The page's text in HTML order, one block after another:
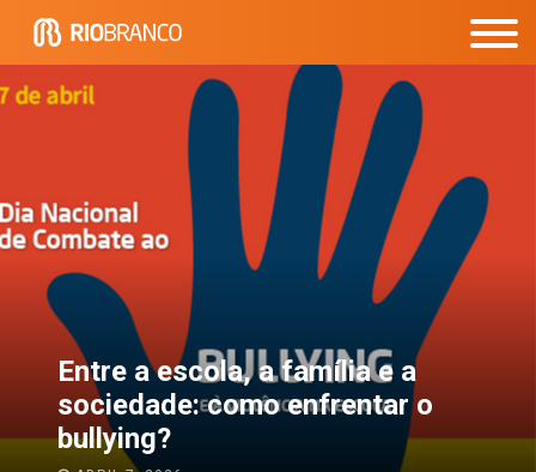
Passagem do Ensino
Fundamental para o Médio:
como tornar mais tranquila